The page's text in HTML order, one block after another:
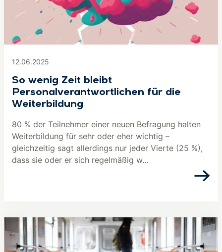
12.06.2025
So wenig Zeit bleibt
Personalverantwortlichen für die
Weiterbildung
80 % der Teilnehmer einer neuen Befragung halten
Weiterbildung für sehr oder eher wichtig –
gleichzeitig sagt allerdings nur jeder Vierte (25 %),
dass sie oder er sich regelmäßig w...